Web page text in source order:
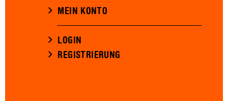
MEIN KONTO
LOGIN
REGISTRIERUNG